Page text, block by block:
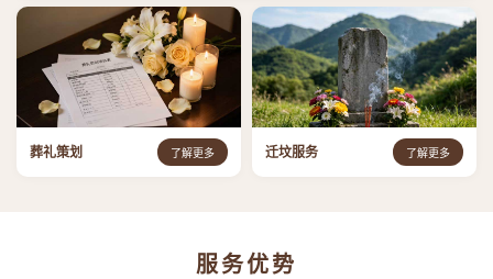
葬礼策划 了解更多 迁坟服务 了解更多
服务优势